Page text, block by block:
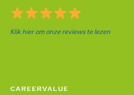
Klik hier om onze reviews te lezen
CAREERVALUE